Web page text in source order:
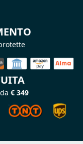
€ 349